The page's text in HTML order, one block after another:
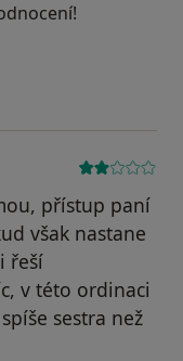
přístup paní
však nastane
řeší
v této ordinaci
sestra než